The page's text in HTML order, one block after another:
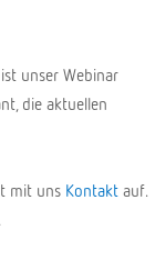
unser Webinar
die aktuellen
mit uns Kontakt auf.